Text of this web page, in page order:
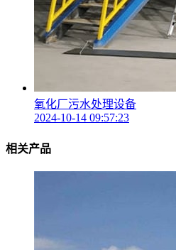
氧化厂污水处理设备
2024-10-14 09:57:23
相关产品